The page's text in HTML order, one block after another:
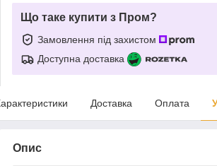
Що таке купити з Пром?
Замовлення під захистом
Доступна доставка
Доставка Оплата
Опис